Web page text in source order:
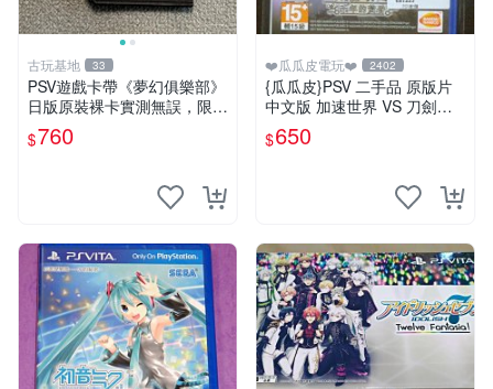
古玩基地 33
PSV遊戲卡帶《夢幻俱樂部》
日版原裝裸卡實測無誤，限S
ONY PSV機支援 psv psv游戲
psv夢幻俱樂部
$760
❤️瓜瓜皮電玩❤️ 2402
{瓜瓜皮}PSV 二手品 原版片
中文版 加速世界 VS 刀劍神
域 千年的黃昏(遊戲都能回收)
$650